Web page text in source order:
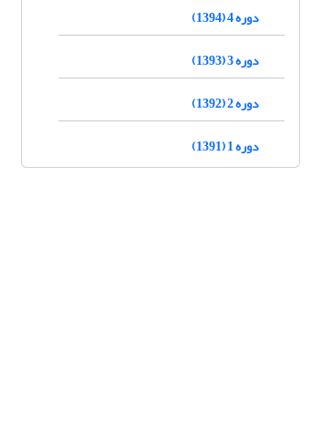
دوره 4 (1394)
دوره 3 (1393)
دوره 2 (1392)
دوره 1 (1391)